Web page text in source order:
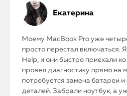
Екатерина
Моему MacBook Pro уже
просто перестал включаться.
Help, и они быстро приехали
провел диагностику прямо на
потребуется замена батареи
деталей. Забрали ноутбук, а